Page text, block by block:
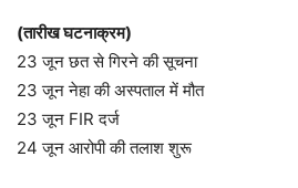
(तारीख घटनाक्रम)
23 जून छत से गिरने की सूचना
23 जून नेहा की अस्पताल में मौत
23 जून FIR दर्ज
24 जून आरोपी की तलाश शुरू